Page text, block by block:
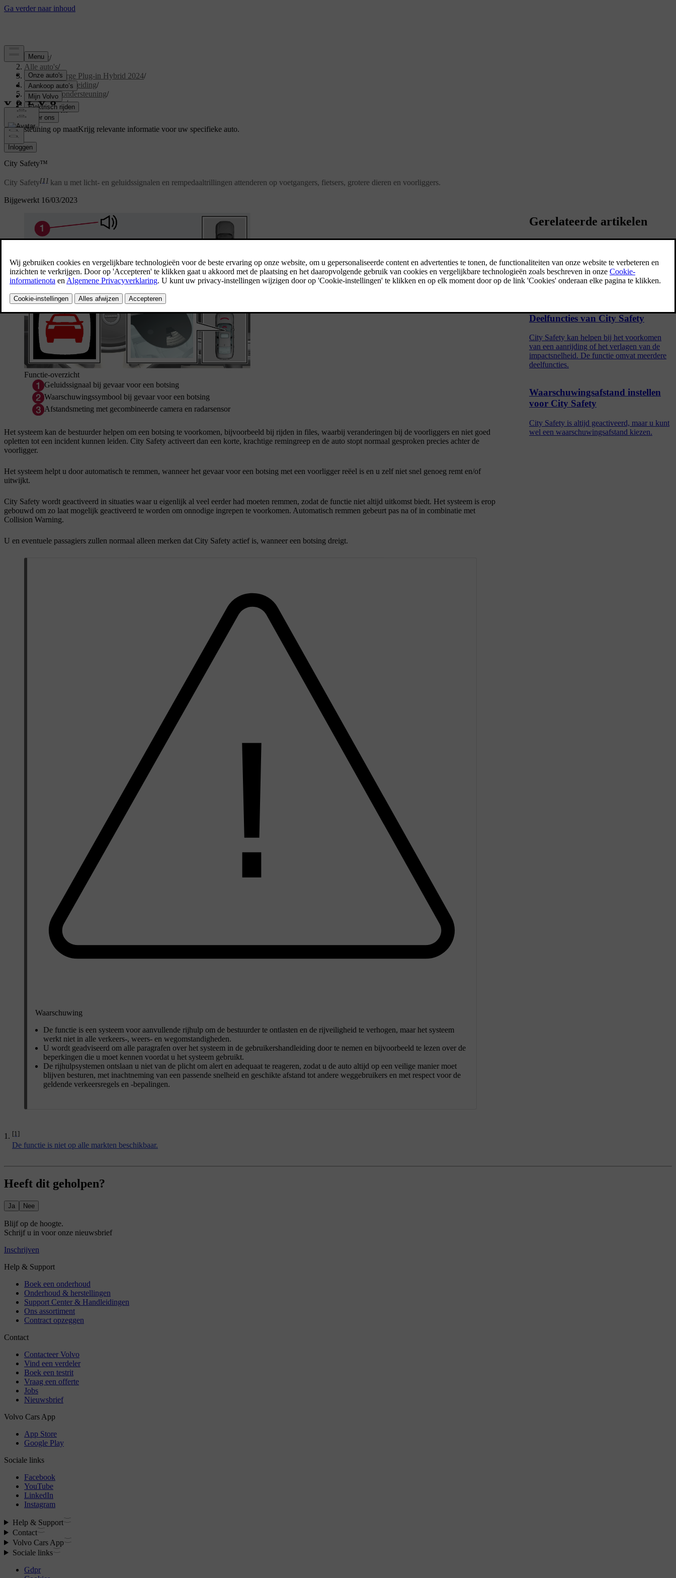
Support/
Alle auto's/
XC40 Recharge Plug-in Hybrid 2024/
Gebruikershandleiding/
Bestuurdersondersteuning/
City Safety/
City Safety™
Ondersteuning op maatKrijg relevante informatie voor uw specifieke auto.
Inloggen
Bijgewerkt 16/03/2023
City Safety™
City Safety[1] kan u met licht- en geluidssignalen en rempedaaltrillingen attenderen op voetgangers, fietsers, grotere dieren en voorliggers.
Functie-overzicht
Geluidssignaal bij gevaar voor een botsing
Waarschuwingssymbool bij gevaar voor een botsing
Afstandsmeting met gecombineerde camera en radarsensor
Het systeem kan de bestuurder helpen om een botsing te voorkomen, bijvoorbeeld bij rijden in files, waarbij veranderingen bij de voorliggers en niet goed
opletten tot een incident kunnen leiden. City Safety activeert dan een korte, krachtige remingreep en de auto stopt normaal gesproken precies achter de
voorligger.
Het systeem helpt u door automatisch te remmen, wanneer het gevaar voor een botsing met een voorligger reëel is en u zelf niet snel genoeg remt en/of
uitwijkt.
City Safety wordt geactiveerd in situaties waar u eigenlijk al veel eerder had moeten remmen, zodat de functie niet altijd uitkomst biedt. Het systeem is erop
gebouwd om zo laat mogelijk geactiveerd te worden om onnodige ingrepen te voorkomen. Automatisch remmen gebeurt pas na of in combinatie met
Collision Warning.
U en eventuele passagiers zullen normaal alleen merken dat City Safety actief is, wanneer een botsing dreigt.
Waarschuwing
De functie is een systeem voor aanvullende rijhulp om de bestuurder te ontlasten en de rijveiligheid te verhogen, maar het systeem
werkt niet in alle verkeers-, weers- en wegomstandigheden.
U wordt geadviseerd om alle paragrafen over het systeem in de gebruikershandleiding door te nemen en bijvoorbeeld te lezen over de
beperkingen die u moet kennen voordat u het systeem gebruikt.
De rijhulpsystemen ontslaan u niet van de plicht om alert en adequaat te reageren, zodat u de auto altijd op een veilige manier moet
blijven besturen, met inachtneming van een passende snelheid en geschikte afstand tot andere weggebruikers en met respect voor de
geldende verkeersregels en -bepalingen.
[1]
De functie is niet op alle markten beschikbaar.
Gerelateerde artikelen
De auto is voorzien van verschillende
rijhulpsystemen die u in verschillende
Deelfuncties van City Safety
City Safety kan helpen bij het voorkomen
van een aanrijding of het verlagen van de
impactsnelheid. De functie omvat meerdere
deelfuncties.
Waarschuwingsafstand instellen
voor City Safety
City Safety is altijd geactiveerd, maar u kunt
wel een waarschuwingsafstand kiezen.
Heeft dit geholpen?
Ja Nee